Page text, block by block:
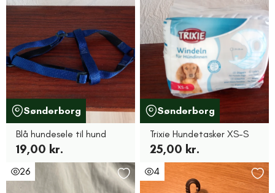
Sønderborg
Blå hundesele til hund
19,00 kr.
Sønderborg
Trixie Hundetasker XS-S
25,00 kr.
26 4